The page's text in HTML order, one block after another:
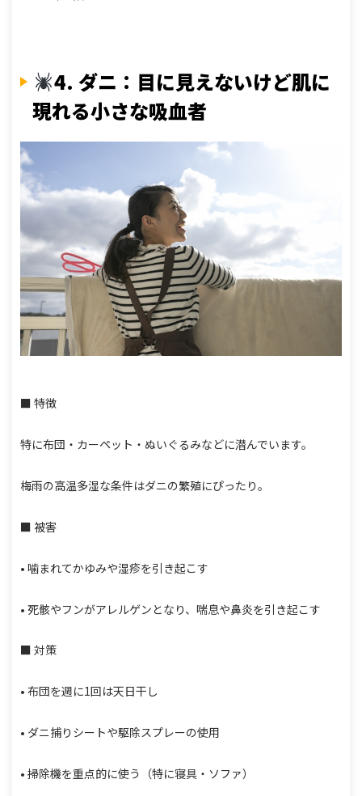
4. ダニ：目に見えないけど肌に
現れる小さな吸血者
■ 特徴
特に布団・カーペット・ぬいぐるみなどに潜んでいます。
梅雨の高温多湿な条件はダニの繁殖にぴったり。
■ 被害
• 噛まれてかゆみや湿疹を引き起こす
• 死骸やフンがアレルゲンとなり、喘息や鼻炎を引き起こす
■ 対策
• 布団を週に1回は天日干し
• ダニ捕りシートや駆除スプレーの使用
• 掃除機を重点的に使う（特に寝具・ソファ）